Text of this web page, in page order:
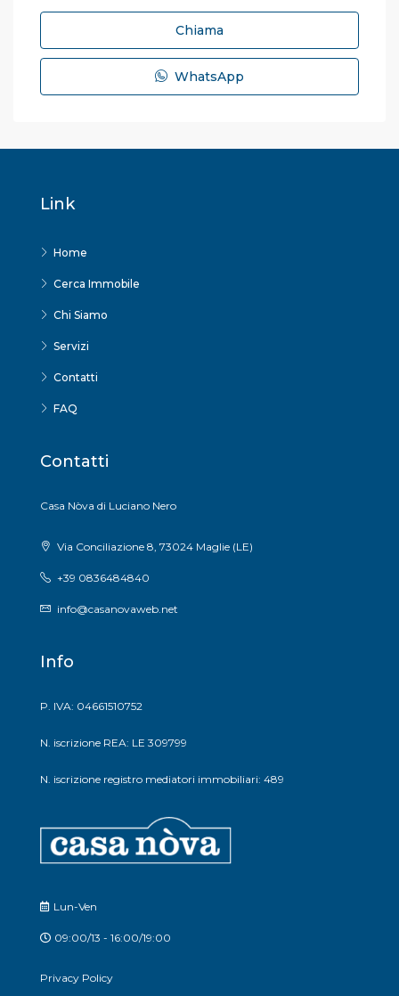
Chiama
WhatsApp
Link
Home
Cerca Immobile
Chi Siamo
Servizi
Contatti
FAQ
Contatti
Casa Nòva di Luciano Nero
Via Conciliazione 8, 73024 Maglie (LE)
+39 0836484840
info@casanovaweb.net
Info
P. IVA: 04661510752
N. iscrizione REA: LE 309799
N. iscrizione registro mediatori immobiliari: 489
Lun-Ven
09:00/13 - 16:00/19:00
Privacy Policy